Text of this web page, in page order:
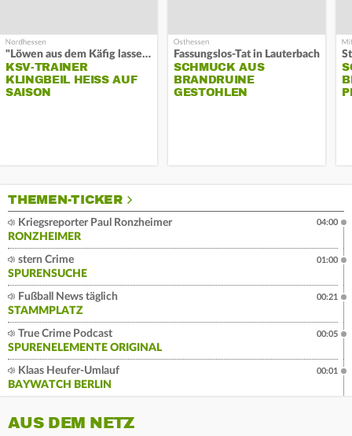
"Löwen aus dem Käfig lassen"
KSV-TRAINER
KLINGBEIL HEISS AUF S
AISON
Fassungslos-Tat in Lauterbach
SCHMUCK AUS
BRANDRUINE
GESTOHLEN
THEMEN-TICKER
Kriegsreporter Paul Ronzheimer
RONZHEIMER
04:00
stern Crime
SPURENSUCHE
01:00
Fußball News täglich
STAMMPLATZ
00:21
True Crime Podcast
SPURENELEMENTE ORIGINAL
00:05
Klaas Heufer-Umlauf
BAYWATCH BERLIN
00:01
AUS DEM NETZ